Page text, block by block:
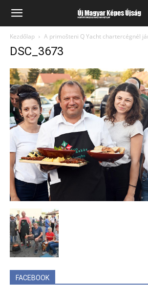
Kezdőlap A primošteni Q Yacht chartercégnél
DSC_3673
FACEBOOK